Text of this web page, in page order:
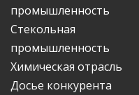
промышленность
Стекольная
промышленность
Химическая отрасль
Досье конкурента